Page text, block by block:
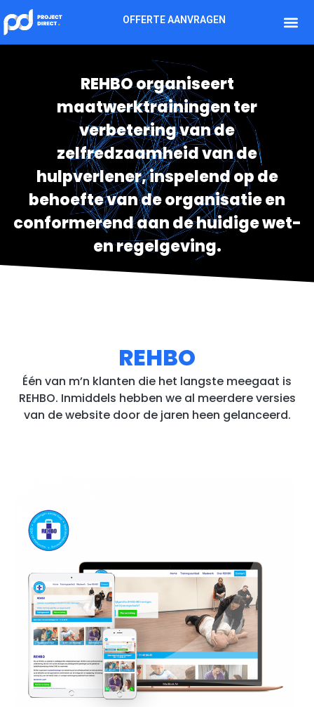
OFFERTE AANVRAGEN
REHBO organiseert
maatwerktrainingen ter
verbetering van de
zelfredzaamheid van de
hulpverlener, inspelend op de
behoefte van de organisatie en
conformerend aan de huidige wet-
en regelgeving.
REHBO
Één van m’n klanten die het langste meegaat is
REHBO. Inmiddels hebben we al meerdere versies
van de website door de jaren heen gelanceerd.